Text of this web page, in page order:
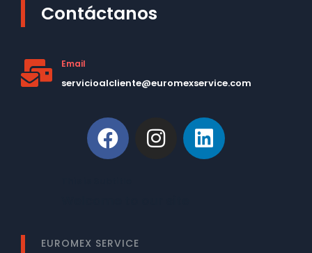
Contáctanos
Email
servicioalcliente@euromexservice.com
EUROMEX SERVICE